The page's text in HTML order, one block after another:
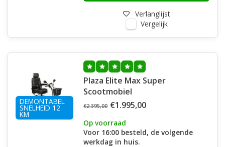
Verlanglijst
Vergelijk
DEMONTABEL
SNELHEID 12
KM
Plaza Elite Max Super
Scootmobiel
€2.395,00 €1.995,00
Op voorraad
Voor 16:00 besteld, de volgende
werkdag in huis.